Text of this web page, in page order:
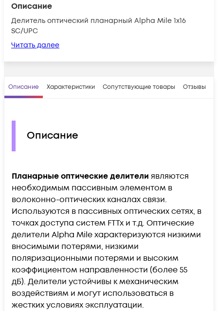
Описание
Делитель оптический планарный Alpha Mile 1x16
SC/UPC
Читать далее
Описание Характеристики Сопутствующие товары Отзывы
Описание
Планарные оптические делители являются
необходимым пассивным элементом в
волоконно-оптических каналах связи.
Используются в пассивных оптических сетях, в
точках доступа систем FTTx и т.д. Оптические
делители Alpha Mile характеризуются низкими
вносимыми потерями, низкими
поляризационными потерями и высоким
коэффициентом направленности (более 55
дБ). Делители устойчивы к механическим
воздействиям и могут использоваться в
жестких условиях эксплуатации.